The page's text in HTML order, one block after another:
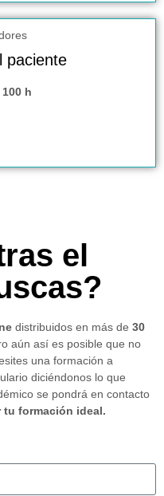
paciente
100 h
el
distribuidos en más de 30
aún así es posible que no
una formación a
diciéndonos lo que
se pondrá en contacto
tu formación ideal.